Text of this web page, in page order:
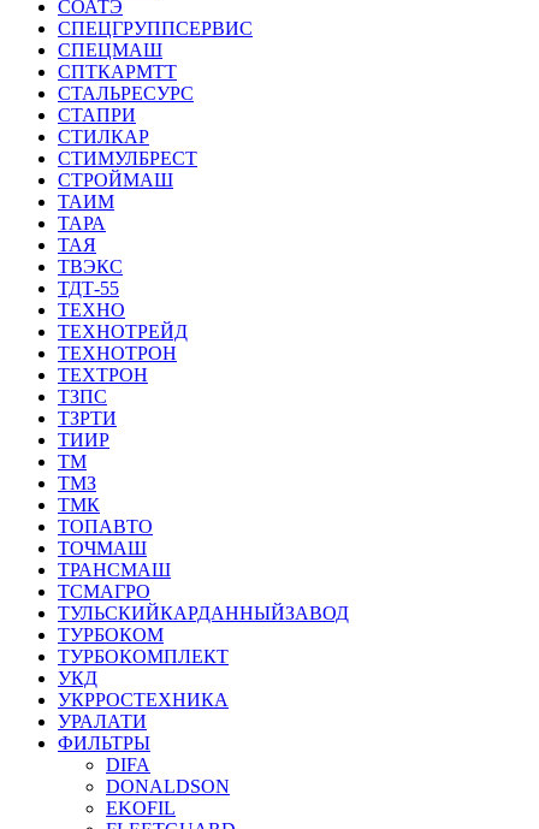
СОАТЭ
СПЕЦГРУППСЕРВИС
СПЕЦМАШ
СПТКАРМТТ
СТАЛЬРЕСУРС
СТАПРИ
СТИЛКАР
СТИМУЛБРЕСТ
СТРОЙМАШ
ТАИМ
ТАРА
ТАЯ
ТВЭКС
ТДТ-55
ТЕХНО
ТЕХНОТРЕЙД
ТЕХНОТРОН
ТЕХТРОН
ТЗПС
ТЗРТИ
ТИИР
ТМ
ТМЗ
ТМК
ТОПАВТО
ТОЧМАШ
ТРАНСМАШ
ТСМАГРО
ТУЛЬСКИЙКАРДАННЫЙЗАВОД
ТУРБОКОМ
ТУРБОКОМПЛЕКТ
УКД
УКРРОСТЕХНИКА
УРАЛАТИ
ФИЛЬТРЫ
DIFA
DONALDSON
EKOFIL